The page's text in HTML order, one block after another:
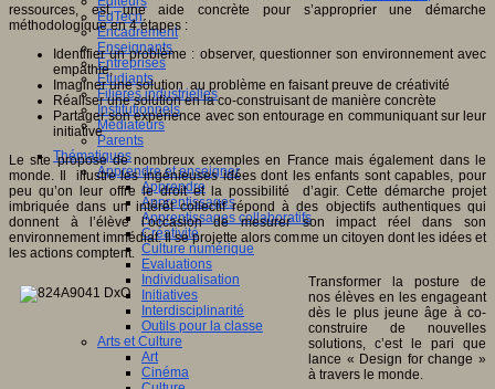
EdTech
Encadrement
Enseignants
Entreprises
Etudiants
Filières industrielles
Institutionnels
Médiateurs
Parents
Thématiques
Apprendre et enseigner
Apprendre
Apprentissages
Apprentissages collaboratifs
Créativité
Culture numérique
Evaluations
Individualisation
Initiatives
Interdisciplinarité
Outils pour la classe
Arts et Culture
Art
Cinéma
ressources, est une aide concrète pour s’approprier une démarche
méthodologique en 4 étapes :
Identifier un problème : observer, questionner son environnement avec
empathie,
Imaginer une solution au problème en faisant preuve de créativité
Réaliser une solution en la co-construisant de manière concrète
Partager son expérience avec son entourage en communiquant sur leur
initiative
Le site propose de nombreux exemples en France mais également dans le
monde. Il illustre les ingénieuses idées dont les enfants sont capables, pour
peu qu’on leur offre le droit et la possibilité d’agir. Cette démarche projet
imbriquée dans un intérêt collectif répond à des objectifs authentiques qui
donnent à l’élève l’occasion de mesurer son impact réel dans son
environnement immédiat. Il se projette alors comme un citoyen dont les idées et
les actions comptent.
Transformer la posture de
nos élèves en les engageant
dès le plus jeune âge à co-
construire de nouvelles
solutions, c’est le pari que
lance « Design for change »
à travers le monde.